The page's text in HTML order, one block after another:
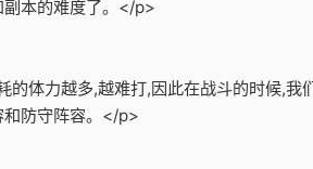
副本的难度了。</p>
体力越多,越难打,因此在战斗的时候,
和防守阵容。</p>